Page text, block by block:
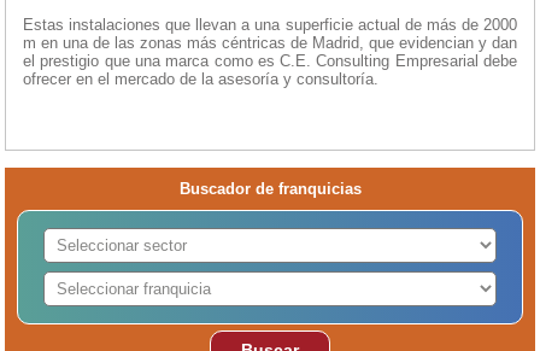
Estas instalaciones que llevan a una superficie actual de más de 2000
m en una de las zonas más céntricas de Madrid, que evidencian y dan
el prestigio que una marca como es C.E. Consulting Empresarial debe
ofrecer en el mercado de la ase­soría y consultoría.
Buscador de franquicias